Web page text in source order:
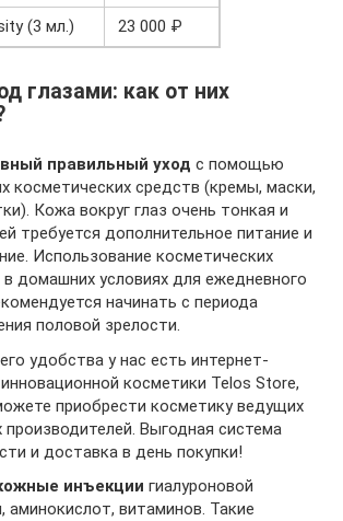
(3 мл.)
23 000 ₽
глазами: как от них
правильный уход с помощью
косметических средств (кремы, маски,
Кожа вокруг глаз очень тонкая и
требуется дополнительное питание и
Использование косметических
домашних условиях для ежедневного
начинать с периода
половой зрелости.
удобства у нас есть интернет-
косметики Telos Store,
приобрести косметику ведущих
Выгодная система
и доставка в день покупки!
инъекции гиалуроновой
аминокислот, витаминов. Такие